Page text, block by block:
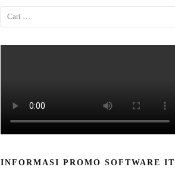
INFORMASI PROMO SOFTWARE IT